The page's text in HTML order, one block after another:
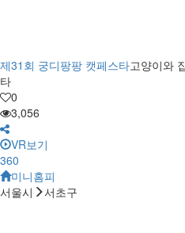
제31회 궁디팡팡 캣페스타고양이와
타
0
3,056
VR보기
360
미니홈피
서울시
서초구